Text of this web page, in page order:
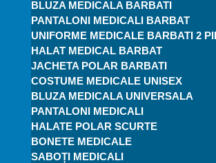
BLUZA MEDICALA BARBATI
PANTALONI MEDICALI BARBAT
UNIFORME MEDICALE BARBATI 2
HALAT MEDICAL BARBAT
JACHETA POLAR BARBATI
COSTUME MEDICALE UNISEX
BLUZA MEDICALA UNIVERSALA
PANTALONI MEDICALI
HALATE POLAR SCURTE
BONETE MEDICALE
SABOȚI MEDICALI